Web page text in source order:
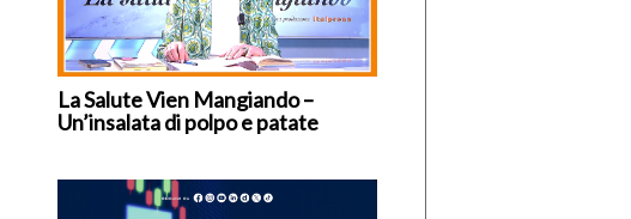
La Salute Vien Mangiando –
Un’insalata di polpo e patate